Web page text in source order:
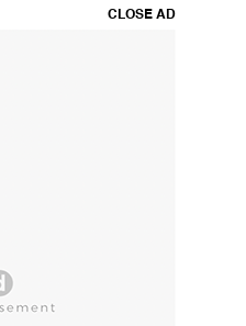
CLOSE AD